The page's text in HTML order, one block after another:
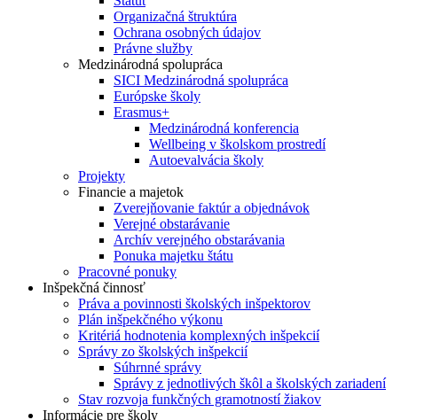
Organizačná štruktúra
Ochrana osobných údajov
Právne služby
Medzinárodná spolupráca
SICI Medzinárodná spolupráca
Európske školy
Erasmus+
Medzinárodná konferencia
Wellbeing v školskom prostredí
Autoevalvácia školy
Projekty
Financie a majetok
Zverejňovanie faktúr a objednávok
Verejné obstarávanie
Archív verejného obstarávania
Ponuka majetku štátu
Pracovné ponuky
Inšpekčná činnosť
Práva a povinnosti školských inšpektorov
Plán inšpekčného výkonu
Kritériá hodnotenia komplexných inšpekcií
Správy zo školských inšpekcií
Súhrnné správy
Správy z jednotlivých škôl a školských zariadení
Stav rozvoja funkčných gramotností žiakov
Informácie pre školy